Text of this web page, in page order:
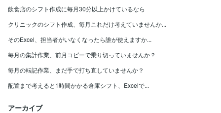
飲食店のシフト作成に毎月30分以上かけているなら
クリニックのシフト作成、毎月これだけ考えていませんか...
そのExcel、担当者がいなくなったら誰が使えますか...
毎月の集計作業、前月コピーで乗り切っていませんか？
毎月の転記作業、まだ手で打ち直していませんか？
配置まで考えると1時間かかる倉庫シフト、Excelで...
アーカイブ